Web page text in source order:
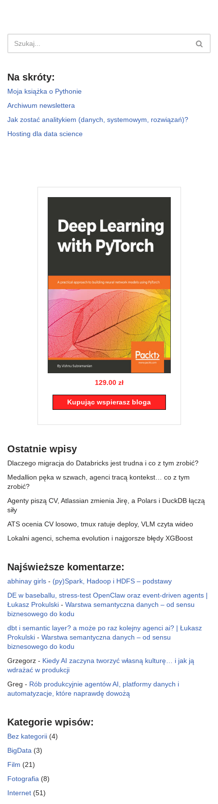
Na skróty:
Moja książka o Pythonie
Archiwum newslettera
Jak zostać analitykiem (danych, systemowym, rozwiązań)?
Hosting dla data science
129.00 zł
Kupując wspierasz bloga
Ostatnie wpisy
Dlaczego migracja do Databricks jest trudna i co z tym zrobić?
Medallion pęka w szwach, agenci tracą kontekst… co z tym
zrobić?
Agenty piszą CV, Atlassian zmienia Jirę, a Polars i DuckDB łączą
siły
ATS ocenia CV losowo, tmux ratuje deploy, VLM czyta wideo
Lokalni agenci, schema evolution i najgorsze błędy XGBoost
Najświeższe komentarze:
abhinay girls - (py)Spark, Hadoop i HDFS – podstawy
DE w baseballu, stress-test OpenClaw oraz event-driven agents |
Łukasz Prokulski - Warstwa semantyczna danych – od sensu
biznesowego do kodu
dbt i semantic layer? a może po raz kolejny agenci ai? | Łukasz
Prokulski - Warstwa semantyczna danych – od sensu
biznesowego do kodu
Grzegorz - Kiedy AI zaczyna tworzyć własną kulturę… i jak ją
wdrażać w produkcji
Greg - Rób produkcyjnie agentów AI, platformy danych i
automatyzacje, które naprawdę dowożą
Kategorie wpisów:
Bez kategorii (4)
BigData (3)
Film (21)
Fotografia (8)
Internet (51)